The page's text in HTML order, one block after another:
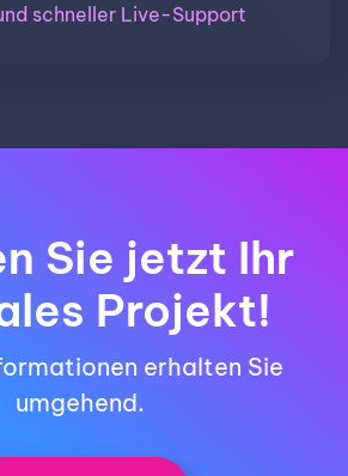
schneller Live-Support
Sie jetzt Ihr
Projekt!
erhalten Sie
umgehend.